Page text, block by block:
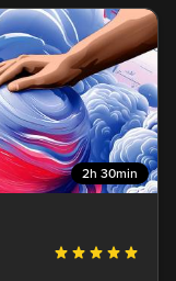
2h 30min